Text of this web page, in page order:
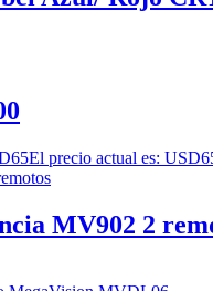
65El precio actual es:
MV902 2